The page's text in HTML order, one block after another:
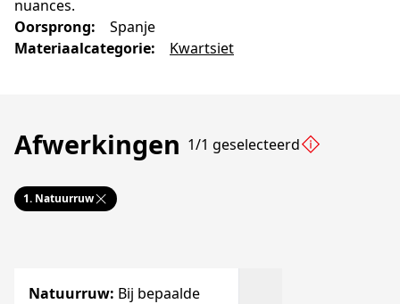
nuances.
Oorsprong:
Spanje
Materiaalcategorie: Kwartsiet
Afwerkingen 1/1 geselecteerd
1. Natuurruw
Natuurruw: Bij bepaalde